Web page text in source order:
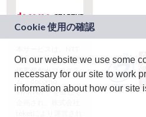
ドコモグループの新
規事業創出プログラ
ム「docomo
STARTUP」を通じて
On our website we use some
necessary for our site to work
information about how our site